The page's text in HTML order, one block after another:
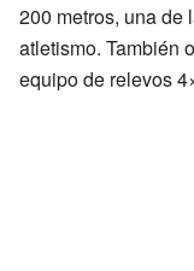
200 metros, una de
atletismo. También
equipo de relevos